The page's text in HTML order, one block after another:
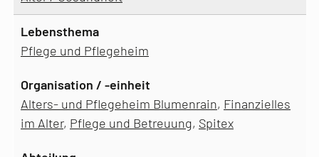
Pflege und Pflegeheim
Alters- und Pflegeheim Blumenrain, Finanzielles
im Alter, Pflege und Betreuung, Spitex